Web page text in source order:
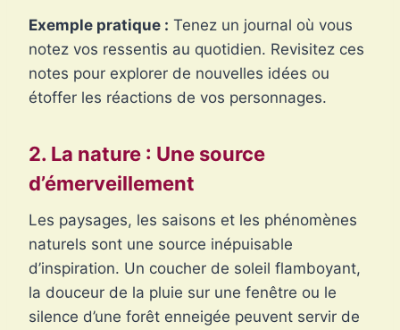
Exemple pratique : Tenez un journal où vous
notez vos ressentis au quotidien. Revisitez ces
notes pour explorer de nouvelles idées ou
étoffer les réactions de vos personnages.
2. La nature : Une source
d’émerveillement
Les paysages, les saisons et les phénomènes
naturels sont une source inépuisable
d’inspiration. Un coucher de soleil flamboyant,
la douceur de la pluie sur une fenêtre ou le
silence d’une forêt enneigée peuvent servir de